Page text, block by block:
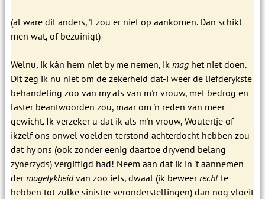
(al ware dit anders, 't zou er niet op aankomen. Dan schikt
men wat, of bezuinigt)
Welnu, ik kàn hem niet by me nemen, ik mag het niet doen.
Dit zeg ik nu niet om de zekerheid dat-i weer de liefderykste
behandeling zoo van my als van m'n vrouw, met bedrog en
laster beantwoorden zou, maar om 'n reden van meer
gewicht. Ik verzeker u dat ik als m'n vrouw, Woutertje of
ikzelf ons onwel voelden terstond achterdocht hebben zou
dat hy ons (ook zonder eenig daartoe dryvend belang
zynerzyds) vergiftigd had! Neem aan dat ik in 't aannemen
dermogelykheidvan zoo iets, dwaal (ik beweerrechtte
hebben tot zulke sinistre veronderstellingen) dan nog vloeit